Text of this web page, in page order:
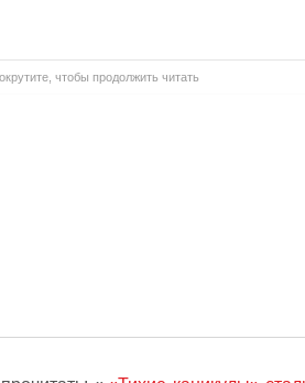
чтобы продолжить читать